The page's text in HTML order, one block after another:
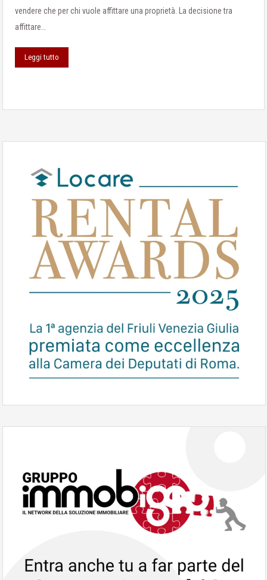
vendere che per chi vuole affittare una proprietà. La decisione tra
affittare…
Leggi tutto